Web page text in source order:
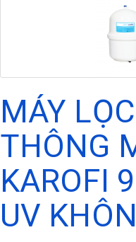
MÁY
THÔNG
KAROFI
UV